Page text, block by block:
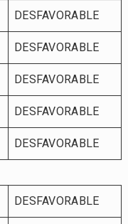
DESFAVORABLE
DESFAVORABLE
DESFAVORABLE
DESFAVORABLE
DESFAVORABLE
DESFAVORABLE